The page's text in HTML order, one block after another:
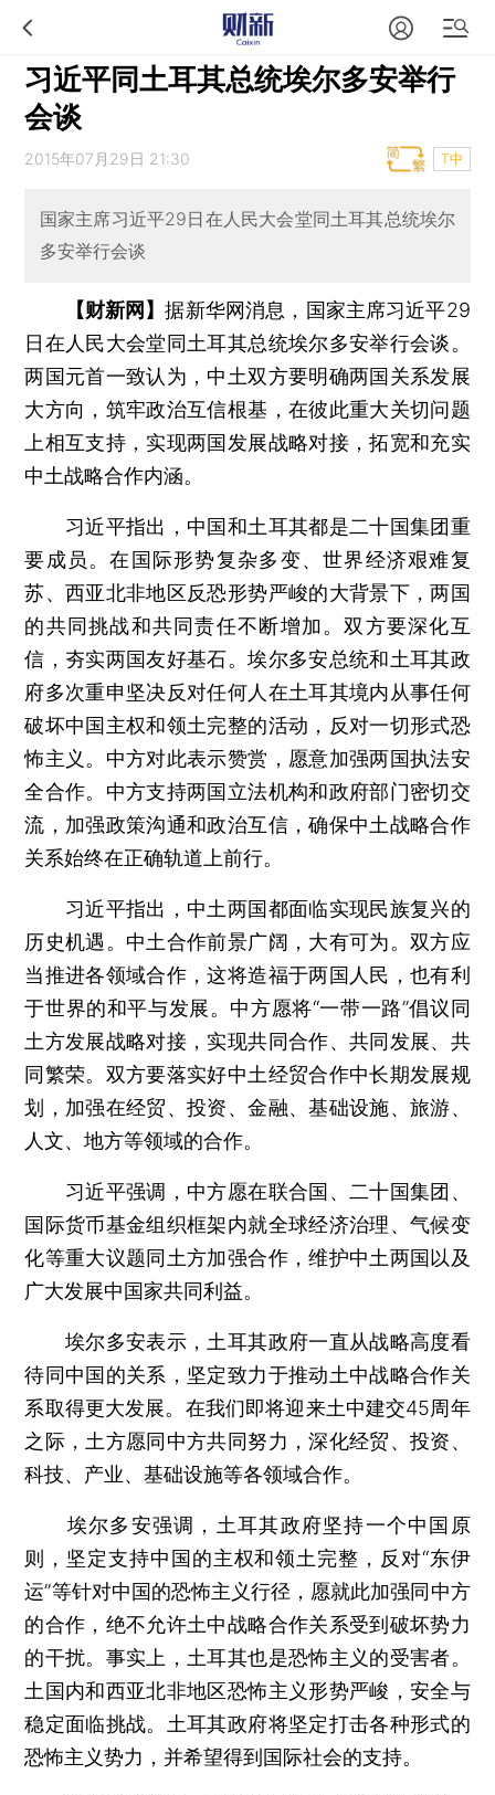
习近平同土耳其总统埃尔多安举行
会谈
2015年07月29日 21:30 T中
国家主席习近平29日在人民大会堂同土耳其总统埃尔
多安举行会谈
【财新网】据新华网消息，国家主席习近平29
日在人民大会堂同土耳其总统埃尔多安举行会谈。
两国元首一致认为，中土双方要明确两国关系发展
大方向，筑牢政治互信根基，在彼此重大关切问题
上相互支持，实现两国发展战略对接，拓宽和充实
中土战略合作内涵。
习近平指出，中国和土耳其都是二十国集团重
要成员。在国际形势复杂多变、世界经济艰难复
苏、西亚北非地区反恐形势严峻的大背景下，两国
的共同挑战和共同责任不断增加。双方要深化互
信，夯实两国友好基石。埃尔多安总统和土耳其政
府多次重申坚决反对任何人在土耳其境内从事任何
破坏中国主权和领土完整的活动，反对一切形式恐
怖主义。中方对此表示赞赏，愿意加强两国执法安
全合作。中方支持两国立法机构和政府部门密切交
流，加强政策沟通和政治互信，确保中土战略合作
关系始终在正确轨道上前行。
习近平指出，中土两国都面临实现民族复兴的
历史机遇。中土合作前景广阔，大有可为。双方应
当推进各领域合作，这将造福于两国人民，也有利
于世界的和平与发展。中方愿将“一带一路”倡议同
土方发展战略对接，实现共同合作、共同发展、共
同繁荣。双方要落实好中土经贸合作中长期发展规
划，加强在经贸、投资、金融、基础设施、旅游、
人文、地方等领域的合作。
习近平强调，中方愿在联合国、二十国集团、
国际货币基金组织框架内就全球经济治理、气候变
化等重大议题同土方加强合作，维护中土两国以及
广大发展中国家共同利益。
埃尔多安表示，土耳其政府一直从战略高度看
待同中国的关系，坚定致力于推动土中战略合作关
系取得更大发展。在我们即将迎来土中建交45周年
之际，土方愿同中方共同努力，深化经贸、投资、
科技、产业、基础设施等各领域合作。
埃尔多安强调，土耳其政府坚持一个中国原
则，坚定支持中国的主权和领土完整，反对“东伊
运”等针对中国的恐怖主义行径，愿就此加强同中方
的合作，绝不允许土中战略合作关系受到破坏势力
的干扰。事实上，土耳其也是恐怖主义的受害者。
土国内和西亚北非地区恐怖主义形势严峻，安全与
稳定面临挑战。土耳其政府将坚定打击各种形式的
恐怖主义势力，并希望得到国际社会的支持。